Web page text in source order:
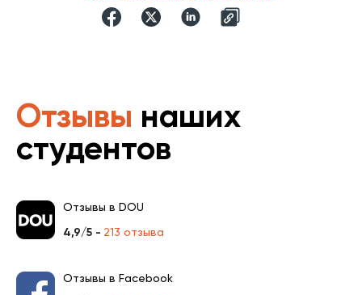
Отзывы наших
студентов
Отзывы в DOU
4,9/5 - 213 отзыва
Отзывы в Facebook